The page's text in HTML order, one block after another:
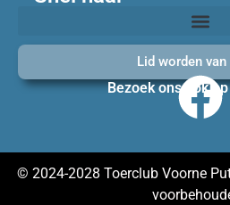
Lid worden van
Bezoek ons ook
© 2024-2028 Toerclub Voorne